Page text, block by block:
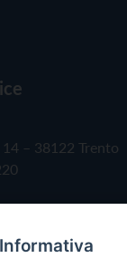
– 38122 Trento
Informativa